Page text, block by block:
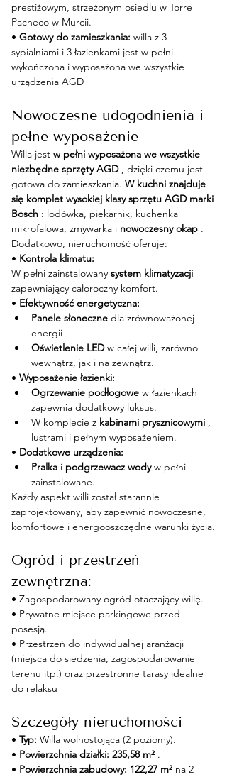
prestiżowym, strzeżonym osiedlu w Torre
Pacheco w Murcii.
• Gotowy do zamieszkania: willa z 3
sypialniami i 3 łazienkami jest w pełni
wykończona i wyposażona we wszystkie
urządzenia AGD
Nowoczesne udogodnienia i
pełne wyposażenie
Willa jest w pełni wyposażona we wszystkie
niezbędne sprzęty AGD , dzięki czemu jest
gotowa do zamieszkania. W kuchni znajduje
się komplet wysokiej klasy sprzętu AGD marki
Bosch : lodówka, piekarnik, kuchenka
mikrofalowa, zmywarka i nowoczesny okap .
Dodatkowo, nieruchomość oferuje:
• Kontrola klimatu:
W pełni zainstalowany system klimatyzacji
zapewniający całoroczny komfort.
• Efektywność energetyczna:
Panele słoneczne dla zrównoważonej
energii
Oświetlenie LED w całej willi, zarówno
wewnątrz, jak i na zewnątrz.
• Wyposażenie łazienki:
Ogrzewanie podłogowe w łazienkach
zapewnia dodatkowy luksus.
W komplecie z kabinami prysznicowymi ,
lustrami i pełnym wyposażeniem.
• Dodatkowe urządzenia:
Pralka i podgrzewacz wody w pełni
zainstalowane.
Każdy aspekt willi został starannie
zaprojektowany, aby zapewnić nowoczesne,
komfortowe i energooszczędne warunki życia.
Ogród i przestrzeń
zewnętrzna:
• Zagospodarowany ogród otaczający willę.
• Prywatne miejsce parkingowe przed
posesją.
• Przestrzeń do indywidualnej aranżacji
(miejsca do siedzenia, zagospodarowanie
terenu itp.) oraz przestronne tarasy idealne
do relaksu
Szczegóły nieruchomości
• Typ: Willa wolnostojąca (2 poziomy).
• Powierzchnia działki: 235,58 m² .
• Powierzchnia zabudowy: 122,27 m² na 2